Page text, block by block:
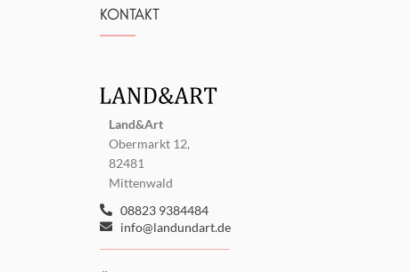
KONTAKT
Land&Art
Obermarkt 12,
82481
Mittenwald
08823 9384484
info@landundart.de